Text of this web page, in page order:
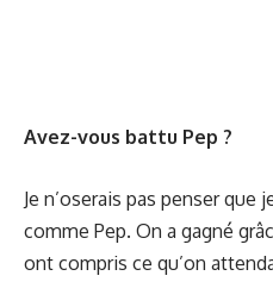
Avez-vous battu Pep ?
Je n’oserais pas penser que
comme Pep. On a gagné
ont compris ce qu’on